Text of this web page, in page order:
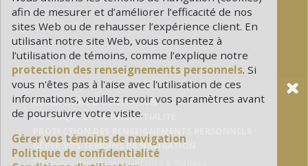
CARRIÈRES
CONDITIONS D'UTILISATION
POLITIQUE DE CONFIDENTIALITÉ
GÉRER VOS TÉMOINS DE NAVIGATION
© Gestion immobilière Lafrance & Mathieu
afin de mesurer et d’améliorer l’efficacité de nos
sites Web ou de rehausser l’expérience client. En
utilisant notre site Web, vous consentez à
l’utilisation de témoins, comme l’explique notre
protection des renseignements personnels. Si
vous n'êtes pas à l'aise avec l'utilisation de ces
informations, veuillez revoir vos paramètres avant
de poursuivre votre visite.
Gérer vos témoins de navigation
Politique de confidentialité